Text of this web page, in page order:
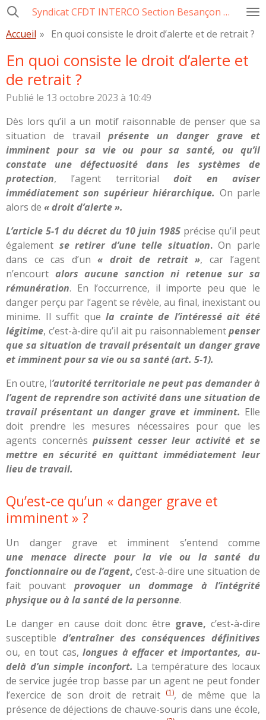
Passer
contenu
principal
Syndicat CFDT INTERCO Section Besançon Ville-CCAS-GBM
Accueil » En quoi consiste le droit d’alerte et de retrait ?
En quoi consiste le droit d’alerte et
de retrait ?
Publié le 13 octobre 2023 à 10:49
Dès lors qu’il a un motif raisonnable de penser que sa
situation de travail présente un danger grave et
imminent pour sa vie ou pour sa santé, ou qu’il
constate une défectuosité dans les systèmes de
protection, l’agent territorialdoit en aviser
immédiatement son supérieur hiérarchique. On parle
alors de « droit d’alerte ».
L’article 5-1 du décret du 10 juin 1985 précise qu’il peut
également se retirer d’une telle situation. On parle
dans ce cas d’un « droit de retrait », car l’agent
n’encourt alors aucune sanction ni retenue sur sa
rémunération. En l’occurrence, il importe peu que le
danger perçu par l’agent se révèle, au final, inexistant ou
minime. Il suffit quela crainte de l’intéressé ait été
légitime, c’est-à-dire qu’il ait pu raisonnablementpenser
que sa situation de travail présentait un danger grave
et imminent pour sa vie ou sa santé (art. 5-1).
En outre, l’autorité territoriale ne peut pas demander à
l’agent de reprendre son activité dans une situation de
travail présentant un danger grave et imminent. Elle
doit prendre les mesures nécessaires pour que les
agents concernéspuissent cesser leur activité et se
mettre en sécurité en quittant immédiatement leur
lieu de travail.
Qu’est-ce qu’un « danger grave et
imminent » ?
Un danger grave et imminent s’entend comme
une menace directe pour la vie ou la santé du
fonctionnaire ou de l’agent, c’est-à-dire une situation de
fait pouvant provoquer un dommage à l’intégrité
physique ou à la santé de la personne.
Le danger en cause doit donc être grave, c’est-à-dire
susceptible d’entraîner des conséquences définitives
ou, en tout cas, longues à effacer et importantes, au-
delà d’un simple inconfort. La température des locaux
de service jugée trop basse par un agent ne peut fonder
l’exercice de son droit de retrait (1), de même que la
présence de déjections de chauve-souris dans une école,